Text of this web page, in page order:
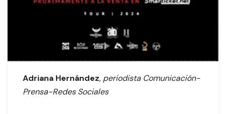
Adriana Hernández, periodista Comunicación-
Prensa-Redes Sociales